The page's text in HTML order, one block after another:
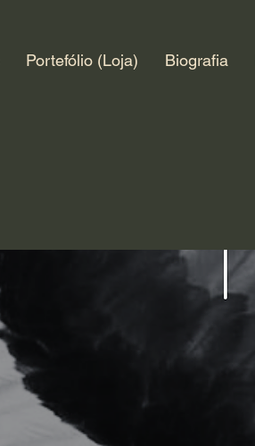
Portefólio (Loja) Biografia